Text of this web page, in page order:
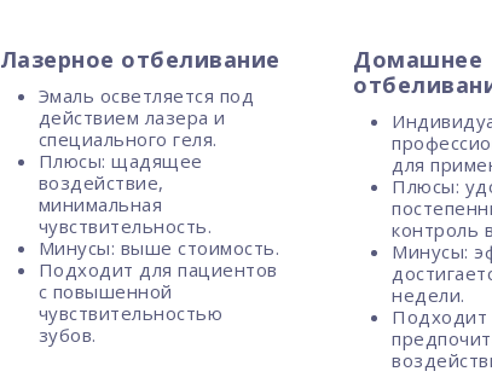
Лазерное отбеливание
Эмаль осветляется под
действием лазера и
специального геля.
Плюсы: щадящее
воздействие,
минимальная
чувствительность.
Минусы: выше стоимость.
Подходит для пациентов
с повышенной
чувствительностью
зубов.
Домашнее
для
Плюсы:
контроль
Минусы:
недели.
Подходит